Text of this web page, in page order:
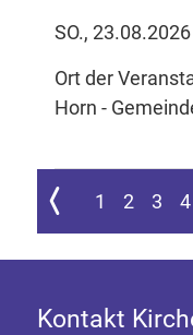
SO.,
Ort der
Horn -
Seite springen
Zur vorherigen Seite
1 2 3 4
Kontakt